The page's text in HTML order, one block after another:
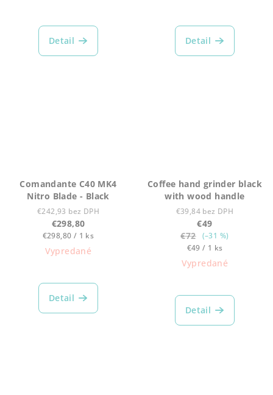
Detail Detail
Comandante C40 MK4
Nitro Blade - Black
€242,93 bez DPH
€298,80
Jednotková
cena:
€298,80 / 1 ks
Vypredané
Detail
Coffee hand grinder black
with wood handle
€39,84 bez DPH
€49
€72
(–31 %)
Jednotková
cena:
€49 / 1 ks
Vypredané
Detail